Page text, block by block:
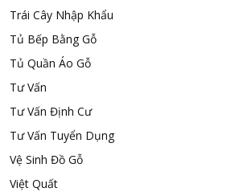
Trái Cây Nhập Khẩu
Tủ Bếp Bằng Gỗ
Tủ Quần Áo Gỗ
Tư Vấn
Tư Vấn Định Cư
Tư Vấn Tuyển Dụng
Vệ Sinh Đồ Gỗ
Việt Quất